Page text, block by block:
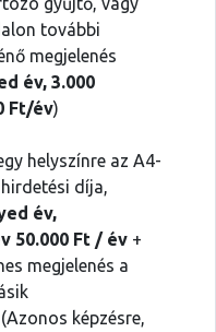
további
megjelenés
év, 3.000
Ft/év)
helyszínre az A4-
díja,
év,
50.000 Ft / év+
megjelenés a
képzésre,